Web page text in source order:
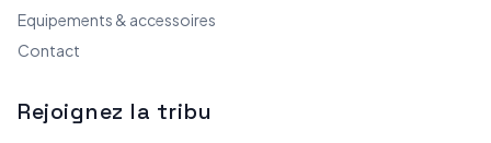
Equipements & accessoires
Contact
Rejoignez la tribu